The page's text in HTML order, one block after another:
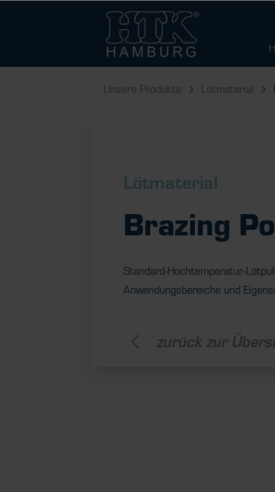
Unsere Produkte Lötmaterial
Lötmaterial
Brazing
Standard-Hochtemperatur-
Anwendungsbereiche und
zurück zur